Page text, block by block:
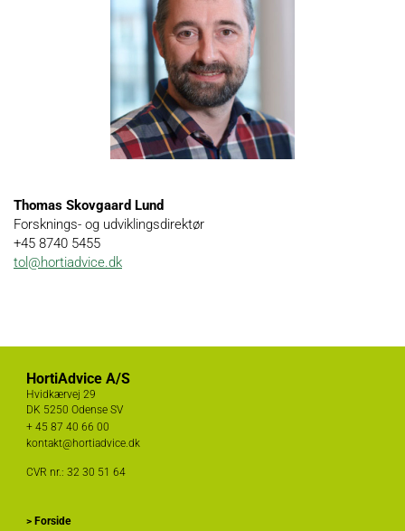
Thomas Skovgaard Lund
Forsknings- og udviklingsdirektør
+45 8740 5455
tol@hortiadvice.dk
HortiAdvice A/S
Hvidkærvej 29
DK 5250 Odense SV
+ 45 87 40 66 00
kontakt@hortiadvice.dk
CVR nr.: 32 30 51 64
> Forside